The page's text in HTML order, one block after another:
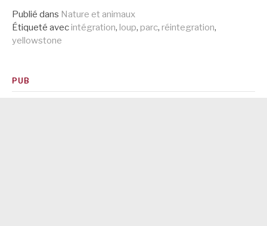
suite
Publié dans Nature et animaux
Étiqueté avecintégration, loup, parc, réintegration,
yellowstone
PUB